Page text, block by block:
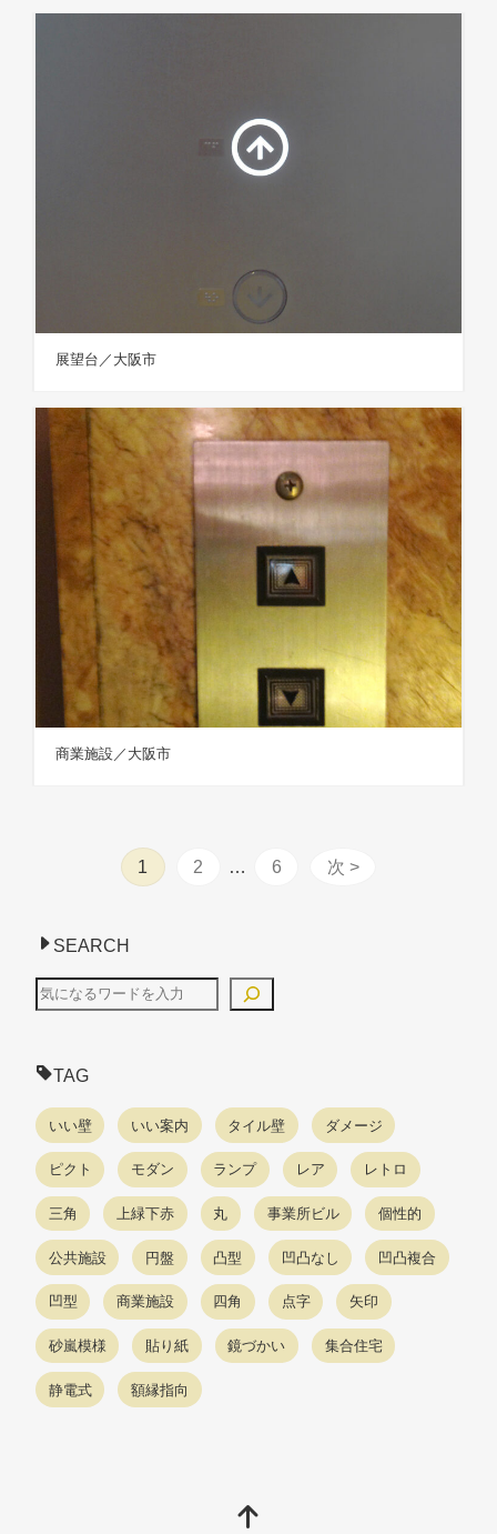
展望台／大阪市
商業施設／大阪市
1 2 … 6 次 >
SEARCH
TAG
いい壁 いい案内 タイル壁 ダメージ
ピクト モダン ランプ レア レトロ
三角 上緑下赤 丸 事業所ビル 個性的
公共施設 円盤 凸型 凹凸なし 凹凸複合
凹型 商業施設 四角 点字 矢印
砂嵐模様 貼り紙 鏡づかい 集合住宅
静電式 額縁指向